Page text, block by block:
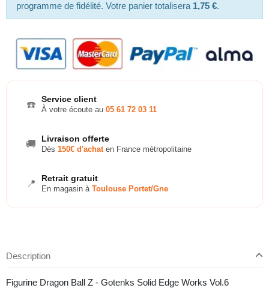
programme de fidélité. Votre panier totalisera 1,75 €.
☎️ Service client
À votre écoute au 05 61 72 03 11
🚚 Livraison offerte
Dès 150€ d'achaten France métropolitaine
📍 Retrait gratuit
En magasin à Toulouse Portet/Gne
Description
Figurine Dragon Ball Z - Gotenks Solid Edge Works Vol.6